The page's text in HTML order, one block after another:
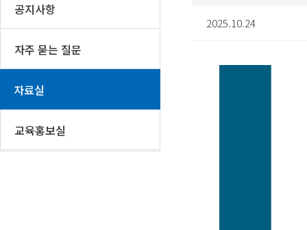
공지사항
자주 묻는 질문
자료실
교육홍보실
2025.10.24